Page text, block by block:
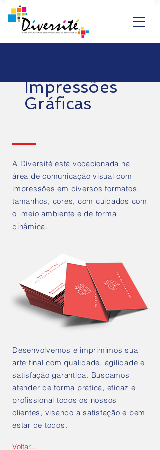
Impressões
Gráficas
A Diversité está vocacionada na
área de comunicação visual com
impressões em diversos formatos,
tamanhos, cores, com cuidados com
o meio ambiente e de forma
dinâmica.
Voltar...
Desenvolvemos e imprimimos sua
arte final com qualidade, agilidade e
satisfação garantida. Buscamos
atender de forma pratica, eficaz e
profissional todos os nossos
clientes, visando a satisfação e bem
estar de todos.